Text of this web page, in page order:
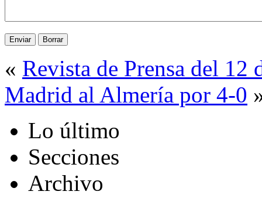
« Revista de Prensa del 12
Madrid al Almería por 4-0
Lo último
Secciones
Archivo